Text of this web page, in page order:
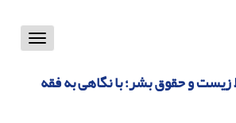
Toggle
و حقوق بشر؛ با نگاهی به فقه